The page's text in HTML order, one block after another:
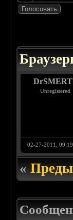
Unregistered
02-27-2011,
«